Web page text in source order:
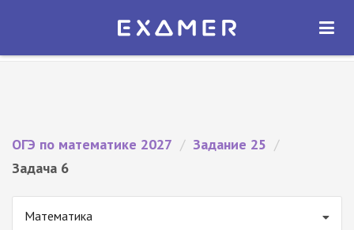
Экзамер — ЕГЭ 2027
ОТКРЫТЬ
ОГЭ по математике 2027 / Задание 25 /
Задача 6
Математика